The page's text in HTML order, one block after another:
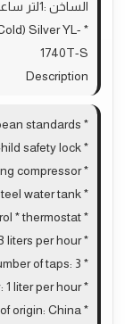
الساخن :1لتر ساعة* بلد المشأ:الصين* نوع الحنفيات :زر*
Silver YL-
1740T-S
Description
* Complies with European standards
* Child safety lock
* High-efficiency cooling compressor
* Stainless steel water tank
* Temperature control * thermostat
* Cold water tank capacity: 3 liters per hour
* Number of taps: 3
* Hot water tank capacity: 1 liter per hour
* Country of origin: China